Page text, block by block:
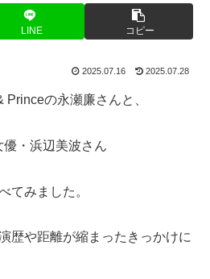
LINE コピー
2025.07.16 2025.07.28
の永瀬廉さんと、
・浜辺美波さん
てみました。
歴や距離が縮まったきっかけに